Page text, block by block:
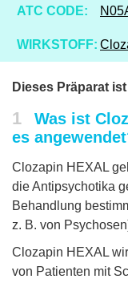
ATC CODE:
WIRKSTOFF:
Dieses Präparat
1
Was ist
es
Clozapin HEXAL
die Antipsychotika
Behandlung
z. B. von
Clozapin HEXAL
von Patienten mit